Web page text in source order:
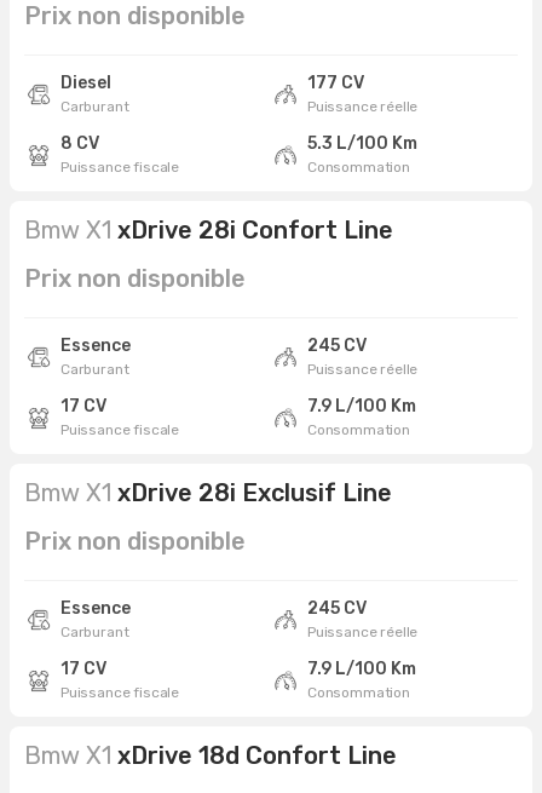
Prix non disponible
Diesel
Carburant
177 CV
Puissance réelle
8 CV
Puissance fiscale
5.3 L/100 Km
Consommation
Bmw X1 xDrive 28i Confort Line
Prix non disponible
Essence
Carburant
245 CV
Puissance réelle
17 CV
Puissance fiscale
7.9 L/100 Km
Consommation
Bmw X1 xDrive 28i Exclusif Line
Prix non disponible
Essence
Carburant
245 CV
Puissance réelle
17 CV
Puissance fiscale
7.9 L/100 Km
Consommation
Bmw X1 xDrive 18d Confort Line